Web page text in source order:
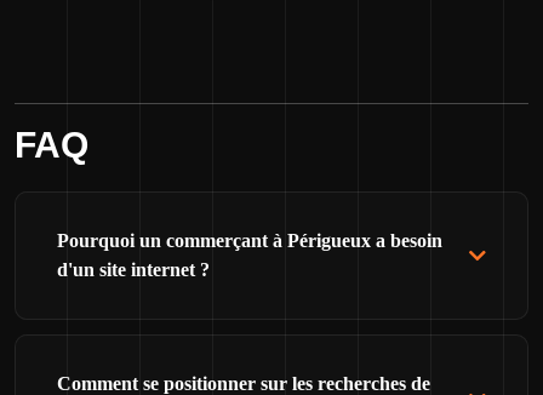
FAQ
Pourquoi un commerçant à Périgueux a besoin
d'un site internet ?
Comment se positionner sur les recherches de